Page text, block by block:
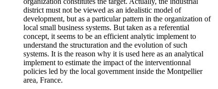
district must not be viewed as an idealistic model of
development, but as a particular pattern in the organization of
local small business systems. But taken as a referential
concept, it seems to be an efficient analytic implement to
understand the structuration and the evolution of such
systems. It is the reason why it is used here as an analytical
implement to estimate the impact of the interventionnal
policies led by the local government inside the Montpellier
area, France.